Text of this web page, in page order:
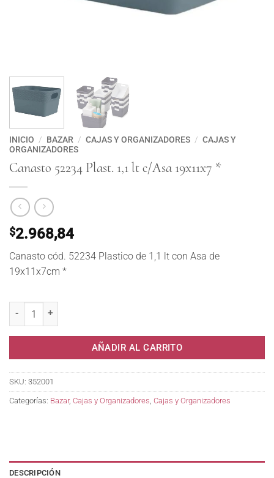
INICIO / BAZAR / CAJAS Y ORGANIZADORES / CAJAS Y
ORGANIZADORES
Canasto 52234 Plast. 1,1 lt c/Asa 19x11x7 *
$2.968,84
Canasto cód. 52234 Plastico de 1,1 lt con Asa de
19x11x7cm *
AÑADIR AL CARRITO
SKU: 352001
Categorías: Bazar, Cajas y Organizadores Cajas y Organizadores
DESCRIPCIÓN